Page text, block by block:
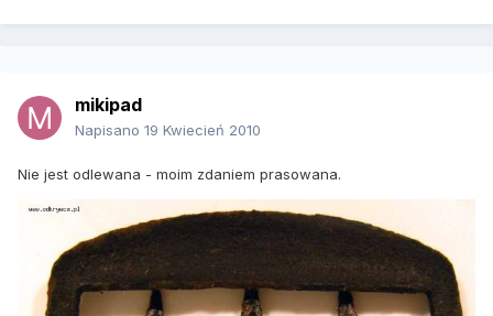
mikipad
Napisano 19 Kwiecień 2010
Nie jest odlewana - moim zdaniem prasowana.